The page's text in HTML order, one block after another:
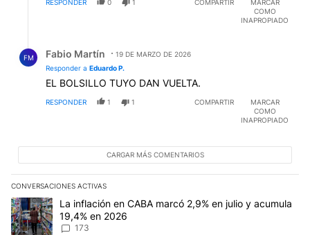
RESPONDER 0 1 COMPARTIR
MARCAR
COMO
INAPROPIADO
FM Fabio Martín
19 DE MARZO DE 2026
Responder a Eduardo P.
EL BOLSILLO TUYO DAN VUELTA.
RESPONDER 1 1 COMPARTIR
MARCAR
COMO
INAPROPIADO
CARGAR MÁS COMENTARIOS
CONVERSACIONES ACTIVAS
Este listado muestra los artículos con más comentarios en los
Un artículo de tendencia con el título "La inflación en CABA
La inflación en CABA marcó 2,9% en julio y acumula
19,4% en 2026
173